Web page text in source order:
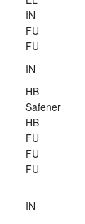
IN
FU
FU
IN
HB
Safener
HB
FU
FU
FU
IN